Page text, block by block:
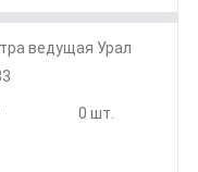
ведущая Урал
0 шт.